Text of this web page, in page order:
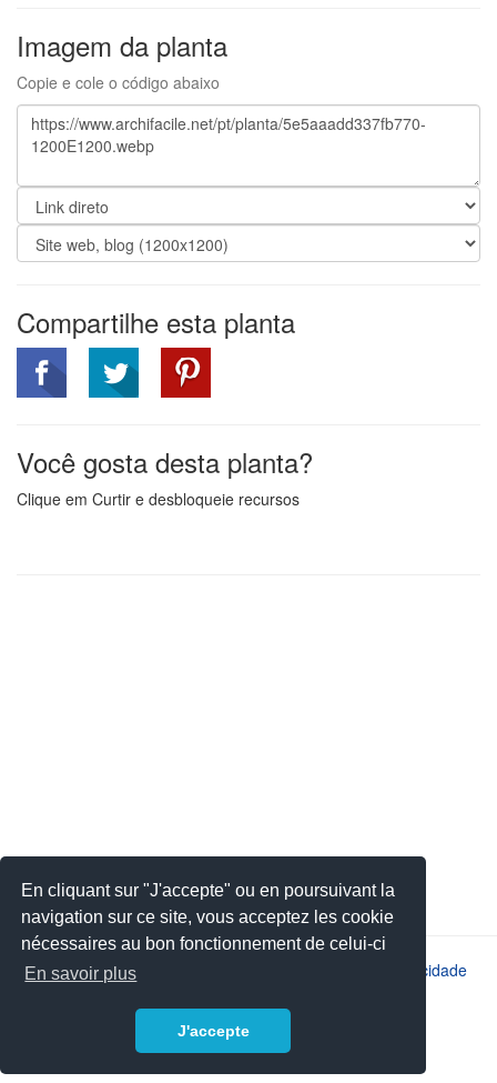
En cliquant sur "J'accepte" ou en poursuivant la
navigation sur ce site, vous acceptez les cookie
nécessaires au bon fonctionnement de celui-ci
En savoir plus
J'accepte
Imagem da planta
Copie e cole o código abaixo
Compartilhe esta planta
Você gosta desta planta?
Clique em Curtir e desbloqueie recursos
2026 © JSYS |Contato Política de privacidade